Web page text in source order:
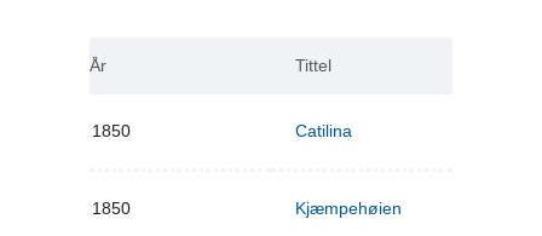
År Tittel
1850 Catilina
1850 Kjæmpehøien